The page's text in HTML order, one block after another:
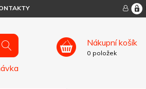
Nákupní košík
0 položek